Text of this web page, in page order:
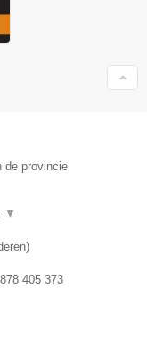
de provincie
▼
)
405 373